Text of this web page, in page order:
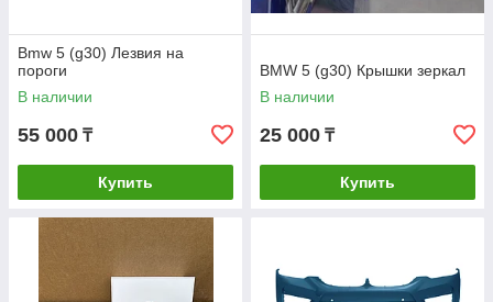
Bmw 5 (g30) Лезвия на
пороги
В наличии
55 000 ₸
Купить
BMW 5 (g30) Крышки зеркал
В наличии
25 000 ₸
Купить